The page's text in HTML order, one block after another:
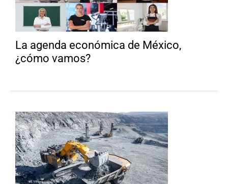
La agenda económica de México,
¿cómo vamos?